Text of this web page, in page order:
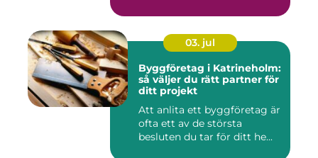
03. jul
Byggföretag i Katrineholm:
så väljer du rätt partner för
ditt projekt
Att anlita ett byggföretag är
ofta ett av de största
besluten du tar för ditt he...